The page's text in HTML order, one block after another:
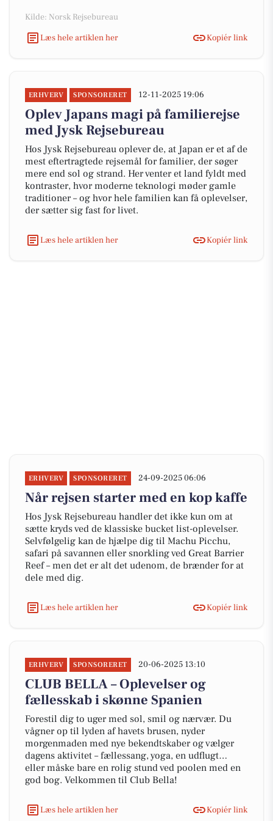
Kilde: Norsk Rejsebureau
Læs hele artiklen her
Kopiér link
ERHVERV SPONSORERET 12-11-2025 19:06
Oplev Japans magi på familierejse
med Jysk Rejsebureau
Hos Jysk Rejsebureau oplever de, at Japan er et af de
mest eftertragtede rejsemål for familier, der søger
mere end sol og strand. Her venter et land fyldt med
kontraster, hvor moderne teknologi møder gamle
traditioner – og hvor hele familien kan få oplevelser,
der sætter sig fast for livet.
Læs hele artiklen her Kopiér link
ERHVERV SPONSORERET 24-09-2025 06:06
Når rejsen starter med en kop kaffe
Hos Jysk Rejsebureau handler det ikke kun om at
sætte kryds ved de klassiske bucket list-oplevelser.
Selvfølgelig kan de hjælpe dig til Machu Picchu,
safari på savannen eller snorkling ved Great Barrier
Reef – men det er alt det udenom, de brænder for at
dele med dig.
Læs hele artiklen her Kopiér link
ERHVERV SPONSORERET 20-06-2025 13:10
CLUB BELLA – Oplevelser og
fællesskab i skønne Spanien
Forestil dig to uger med sol, smil og nærvær. Du
vågner op til lyden af havets brusen, nyder
morgenmaden med nye bekendtskaber og vælger
dagens aktivitet – fællessang, yoga, en udflugt…
eller måske bare en rolig stund ved poolen med en
god bog. Velkommen til Club Bella!
Læs hele artiklen her Kopiér link